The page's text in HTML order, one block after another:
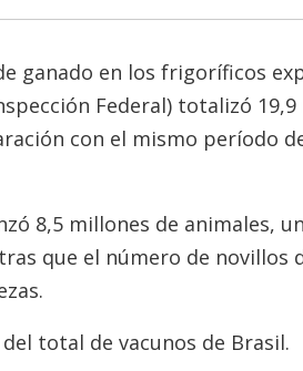
ganado en los frigoríficos
Federal) totalizó
con el mismo período
8,5 millones de animales,
que el número de novillos
total de vacunos de Brasil.